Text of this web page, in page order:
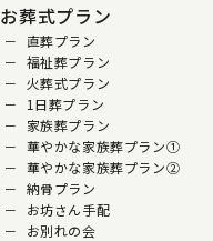
お葬式プラン
直葬プラン
福祉葬プラン
火葬式プラン
1日葬プラン
家族葬プラン
華やかな家族葬プラン①
華やかな家族葬プラン②
納骨プラン
お坊さん手配
お別れの会